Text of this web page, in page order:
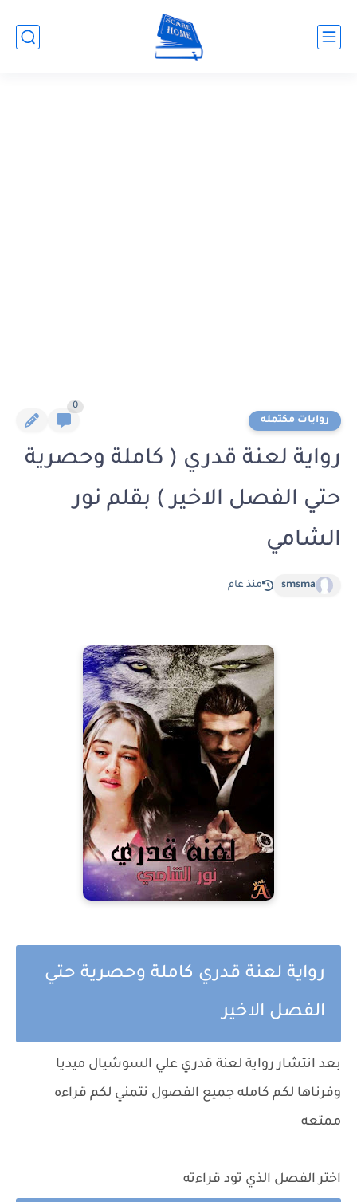
روايات مكتمله
0
رواية لعنة قدري ( كاملة وحصرية
حتي الفصل الاخير ) بقلم نور
الشامي
smsma منذ عام
رواية لعنة قدري كاملة وحصرية حتي
الفصل الاخير
بعد انتشار رواية لعنة قدري علي السوشيال ميديا
وفرناها لكم كامله جميع الفصول نتمني لكم قراءه
ممتعه
اختر الفصل الذي تود قراءته